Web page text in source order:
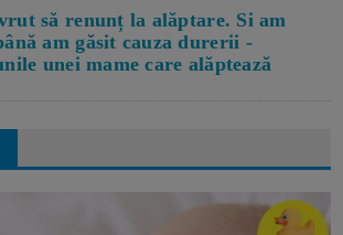
să renunț la alăptare. Si am
am găsit cauza durerii -
unei mame care alăptează